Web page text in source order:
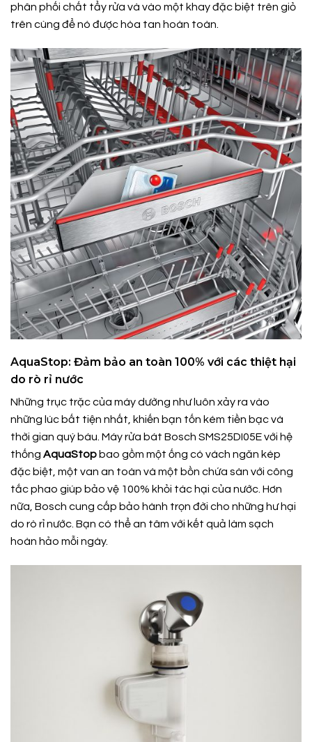
phân phối chất tẩy rửa và vào một khay đặc biệt trên giỏ
trên cùng để nó được hòa tan hoàn toàn.
AquaStop: Đảm bảo an toàn 100% với các thiệt hại
do rò rỉ nước
Những trục trặc của máy dường như luôn xảy ra vào
những lúc bất tiện nhất, khiến bạn tốn kém tiền bạc và
thời gian quý báu. Máy rửa bát Bosch SMS25DI05E với hệ
thống AquaStop bao gồm một ống có vách ngăn kép
đặc biệt, một van an toàn và một bồn chứa sàn với công
tắc phao giúp bảo vệ 100% khỏi tác hại của nước. Hơn
nữa, Bosch cung cấp bảo hành trọn đời cho những hư hại
do rò rỉ nước. Bạn có thể an tâm với kết quả làm sạch
hoàn hảo mỗi ngày.